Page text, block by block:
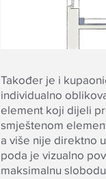
Također je i
individualno
element koji dijeli
smještenom
a više nije direktno
poda je vizualno
maksimalnu